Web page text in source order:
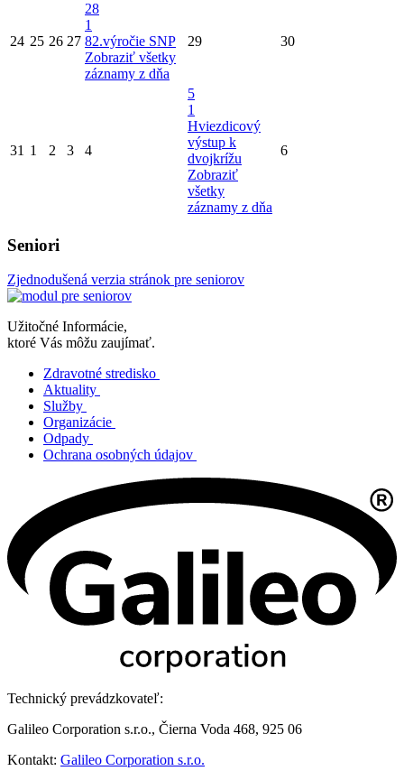
24 25 26 27
28
1
82.výročie SNP
Zobraziť všetky
záznamy z dňa
29 30
31 1 2 3 4
5
1
Hviezdicový
výstup k
dvojkrížu
Zobraziť
všetky
záznamy z dňa
6
Seniori
Zjednodušená verzia stránok pre seniorov
Užitočné Informácie,
ktoré Vás môžu zaujímať.
Zdravotné stredisko
Aktuality
Služby
Organizácie
Odpady
Ochrana osobných údajov
Technický prevádzkovateľ:
Galileo Corporation s.r.o., Čierna Voda 468, 925 06
Kontakt: Galileo Corporation s.r.o.